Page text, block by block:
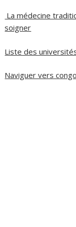
La médecine
soigner
Liste des
Naviguer vers